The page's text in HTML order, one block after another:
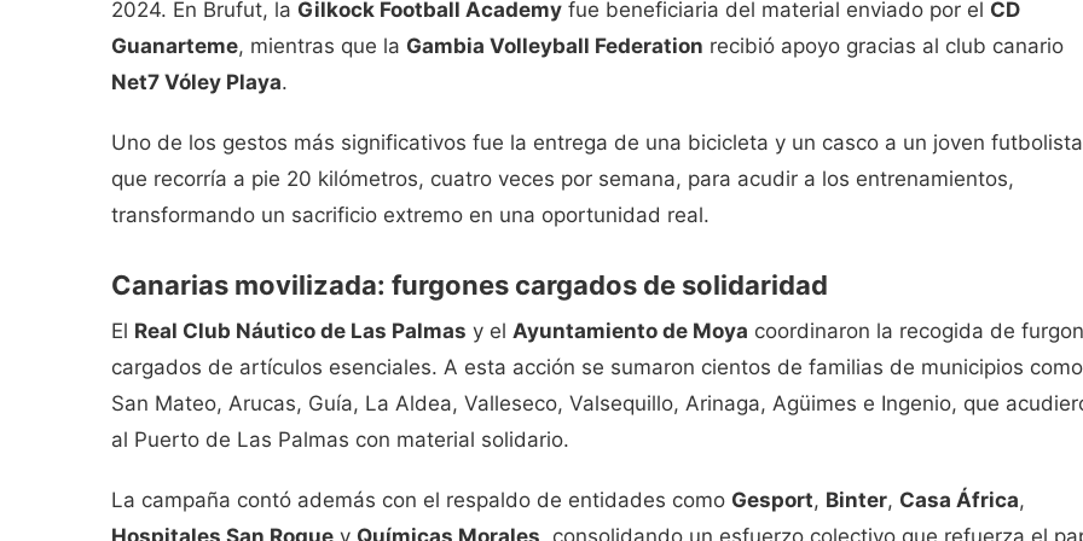
2024. En Brufut, la Gilkock Football Academy fue beneficiaria del material enviado por el CD
Guanarteme, mientras que la Gambia Volleyball Federation recibió apoyo gracias al club canario
Net7 Vóley Playa.
Uno de los gestos más significativos fue la entrega de una bicicleta y un casco a un joven futbolista
que recorría a pie 20 kilómetros, cuatro veces por semana, para acudir a los entrenamientos,
transformando un sacrificio extremo en una oportunidad real.
Canarias movilizada: furgones cargados de solidaridad
El Real Club Náutico de Las Palmas y el Ayuntamiento de Moya coordinaron la recogida de
cargados de artículos esenciales. A esta acción se sumaron cientos de familias de municipios como
San Mateo, Arucas, Guía, La Aldea, Valleseco, Valsequillo, Arinaga, Agüimes e Ingenio, que
al Puerto de Las Palmas con material solidario.
La campaña contó además con el respaldo de entidades como Gesport, Binter, Casa África,
Hospitales San Roque y Químicas Morales , consolidando un esfuerzo colectivo que refuerza el